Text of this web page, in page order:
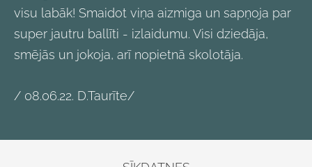
visu labāk! Smaidot viņa aizmiga un sapņoja par
super jautru ballīti - izlaidumu. Visi dziedāja,
smējās un jokoja, arī nopietnā skolotāja.
/ 08.06.22. D.Taurīte/